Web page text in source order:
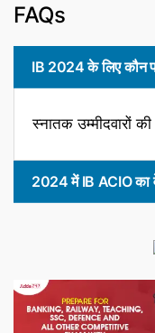
FAQs
IB 2024 के लिए कौन
स्नातक उम्मीदवारों
2024 में IB ACIO का